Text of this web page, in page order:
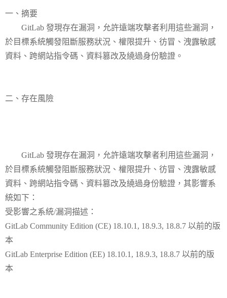
一、摘要
GitLab 發現存在漏洞，允許遠端攻擊者利用這些漏洞，
於目標系統觸發阻斷服務狀況、權限提升、彷冒、洩露敏感
資料、跨網站指令碼、資料篡改及繞過身份驗證。
二、存在風險
GitLab 發現存在漏洞，允許遠端攻擊者利用這些漏洞，
於目標系統觸發阻斷服務狀況、權限提升、彷冒、洩露敏感
資料、跨網站指令碼、資料篡改及繞過身份驗證，其影響系
統如下：
受影響之系統/漏洞描述：
GitLab Community Edition (CE) 18.10.1, 18.9.3, 18.8.7 以前的版
本
GitLab Enterprise Edition (EE) 18.10.1, 18.9.3, 18.8.7 以前的版
本